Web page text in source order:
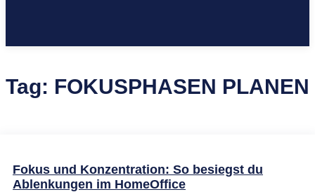
Tag: FOKUSPHASEN PLANEN
Fokus und Konzentration: So besiegst du
Ablenkungen im HomeOffice